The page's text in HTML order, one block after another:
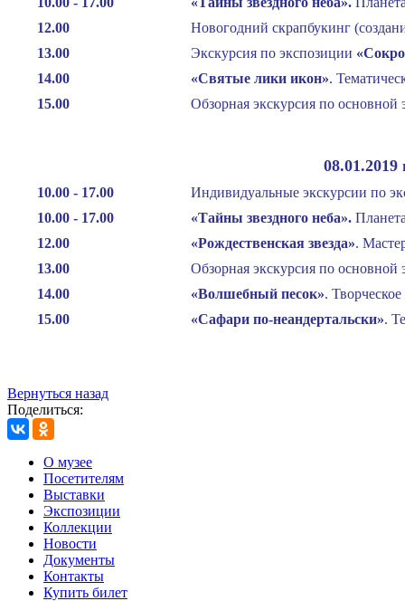
12.00
13.00
14.00
15.00
Новогодний скрапбукинг
Экскурсия по экспозиции
«Святые лики икон».
Обзорная экскурсия по основной
10.00 - 17.00
10.00 - 17.00
12.00
13.00
14.00
15.00
Индивидуальные экскурсии по
«Тайны звездного неба».
«Рождественская звезда».
Обзорная экскурсия по основной
«Волшебный песок».
«Сафари по-неандертальски».
Вернуться назад
Поделиться:
О музее
Посетителям
Выставки
Экспозиции
Коллекции
Новости
Документы
Контакты
Купить билет